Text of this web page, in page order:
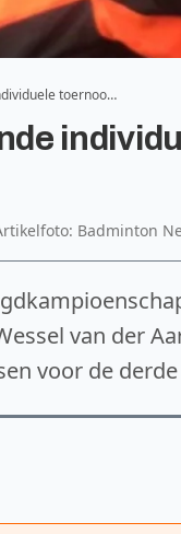
toernoo…
Badminton
van der
voor de